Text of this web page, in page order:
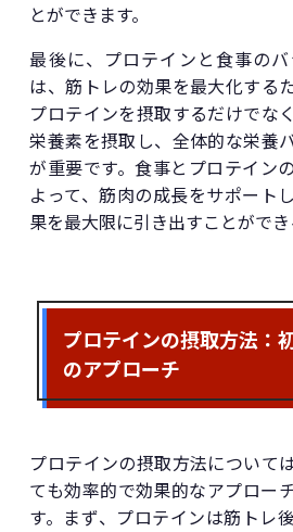
とができます。
最後に、プロテインと食事の
は、筋トレの効果を最大化する
プロテインを摂取するだけでな
栄養素を摂取し、全体的な栄養
が重要です。食事とプロテイン
よって、筋肉の成長をサポート
果を最大限に引き出すことができ
プロテインの摂取方法：
のアプローチ
プロテインの摂取方法について
ても効率的で効果的なアプロー
す。まず、プロテインは筋トレ